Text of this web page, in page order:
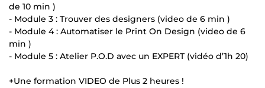
de 10 min )
- Module 3 : Trouver des designers (video de 6 min )
- Module 4 : Automatiser le Print On Design (video de 6
min )
- Module 5 : Atelier P.O.D avec un EXPERT (vidéo d’1h 20)
+Une formation VIDEO de Plus 2 heures !